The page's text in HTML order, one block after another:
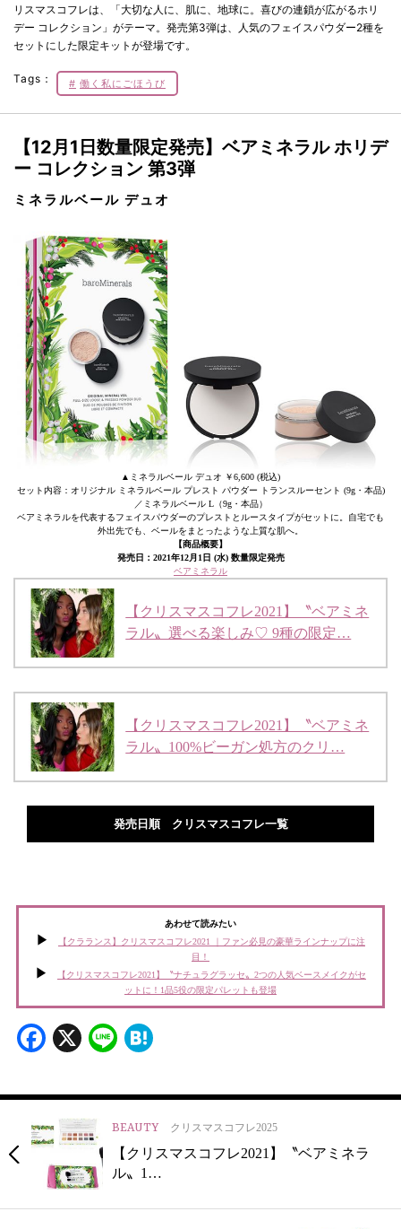
リスマスコフレは、「大切な人に、肌に、地球に。喜びの連鎖が広がるホリ
デー コレクション」がテーマ。発売第3弾は、人気のフェイスパウダー2種を
セットにした限定キットが登場です。
Tags： 働く私にごほうび
【12月1日数量限定発売】ベアミネラル ホリデ
ー コレクション 第3弾
ミネラルベール デュオ
▲ミネラルベール デュオ ￥6,600 (税込)
セット内容：オリジナル ミネラルベール プレスト パウダー トランスルーセント (9g・本品)
／ミネラルベール L（9g・本品）
ベアミネラルを代表するフェイスパウダーのプレストとルースタイプがセットに。自宅でも
外出先でも、ベールをまとったような上質な肌へ。
【商品概要】
発売日：2021年12月1日 (水) 数量限定発売
ベアミネラル
【クリスマスコフレ2021】〝ベアミネ
ラル〟選べる楽しみ♡ 9種の限定…
【クリスマスコフレ2021】〝ベアミネ
ラル〟100%ビーガン処方のクリ…
発売日順 クリスマスコフレ一覧
あわせて読みたい
【クラランス】クリスマスコフレ2021 ｜ファン必見の豪華ラインナップに注
目！
【クリスマスコフレ2021】〝ナチュラグラッセ〟2つの人気ベースメイクがセ
ットに！1品5役の限定パレットも登場
Facebook
X Line
BEAUTY クリスマスコフレ2025
【クリスマスコフレ2021】〝ベアミネラ
ル〟1…